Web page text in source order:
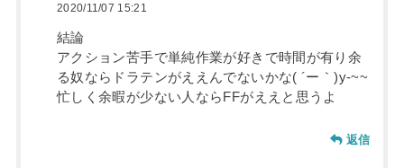
2020/11/07 15:21
結論
アクション苦手で単純作業が好きで時間が有り余
る奴ならドラテンがええんでないかな( ´ー｀)y-~~
忙しく余暇が少ない人ならFFがええと思うよ
返信